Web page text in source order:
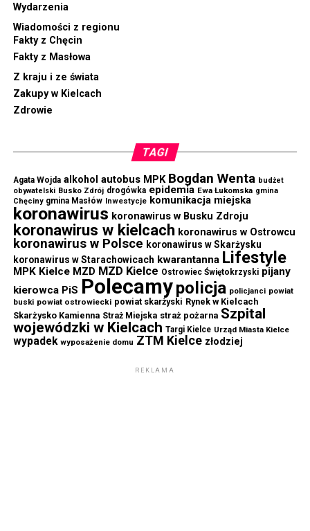
Wydarzenia
Wiadomości z regionu
Fakty z Chęcin
Fakty z Masłowa
Z kraju i ze świata
Zakupy w Kielcach
Zdrowie
TAGI
Agata Wojda alkohol autobus MPK Bogdan Wenta budżet
obywatelski Busko Zdrój drogówka epidemia Ewa Łukomska gmina
Chęciny gmina Masłów Inwestycje komunikacja miejska
koronawirus koronawirus w Busku Zdroju
koronawirus w kielcach koronawirus w Ostrowcu
koronawirus w Polsce koronawirus w Skarżysku
koronawirus w Starachowicach kwarantanna Lifestyle
MPK Kielce MZD MZD Kielce Ostrowiec Świętokrzyski pijany
kierowca PiS Polecamypolicja policjanci powiat
buski powiat ostrowiecki powiat skarżyski Rynek w Kielcach
Skarżysko Kamienna Straż Miejska straż pożarna Szpital
wojewódzki w Kielcach Targi Kielce Urząd Miasta Kielce
wypadek wyposażenie domu ZTM Kielce złodziej
REKLAMA